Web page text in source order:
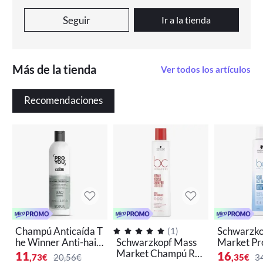
Seguir Ir a la tienda
Más de la tienda Ver todos los artículos
Recomendaciones
Champú Anticaída T
he Winner Anti-hair
Loss ProYou Revlon
11,73€ 20,56€
(1)
Schwarzkopf Mass
Market Champú Re
Market
Champú
16,35€